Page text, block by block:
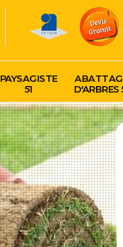
PAYSAGISTE
51
D'ARBRES